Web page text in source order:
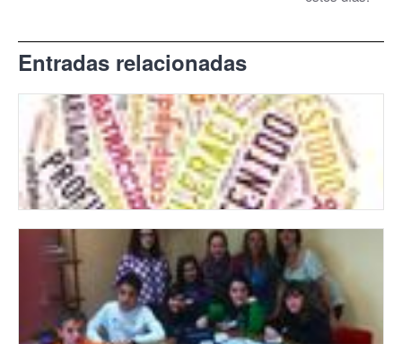
Entradas relacionadas
ALTAS CAPACIDADES
05/10/2015
Mónica Obeso habla de las necesidades pedagógicas y
sociales y de la realidad escolar y emocional que viven los
niños con altas capacidades.